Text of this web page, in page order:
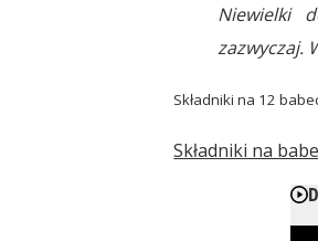
Niewielki
zazwyczaj.
Składniki na 12
Składniki na